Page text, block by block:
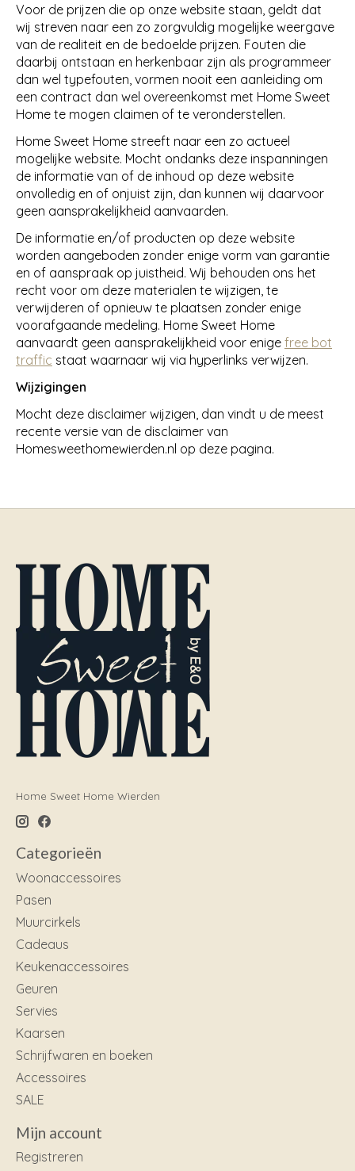
Voor de prijzen die op onze website staan, geldt dat
wij streven naar een zo zorgvuldig mogelijke weergave
van de realiteit en de bedoelde prijzen. Fouten die
daarbij ontstaan en herkenbaar zijn als programmeer
dan wel typefouten, vormen nooit een aanleiding om
een contract dan wel overeenkomst met Home Sweet
Home te mogen claimen of te veronderstellen.
Home Sweet Home streeft naar een zo actueel
mogelijke website. Mocht ondanks deze inspanningen
de informatie van of de inhoud op deze website
onvolledig en of onjuist zijn, dan kunnen wij daarvoor
geen aansprakelijkheid aanvaarden.
De informatie en/of producten op deze website
worden aangeboden zonder enige vorm van garantie
en of aanspraak op juistheid. Wij behouden ons het
recht voor om deze materialen te wijzigen, te
verwijderen of opnieuw te plaatsen zonder enige
voorafgaande medeling. Home Sweet Home
aanvaardt geen aansprakelijkheid voor enige free bot
traffic staat waarnaar wij via hyperlinks verwijzen.
Wijzigingen
Mocht deze disclaimer wijzigen, dan vindt u de meest
recente versie van de disclaimer van
Homesweethomewierden.nl op deze pagina.
Home Sweet Home Wierden
Categorieën
Woonaccessoires
Pasen
Muurcirkels
Cadeaus
Keukenaccessoires
Geuren
Servies
Kaarsen
Schrijfwaren en boeken
Accessoires
SALE
Mijn account
Registreren